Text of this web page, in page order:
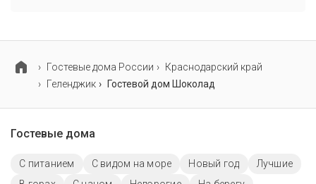
Гостевые дома России
Краснодарский край
Геленджик
Гостевой дом Шоколад
Гостевые дома
С питанием С видом на море Новый год
Лучшие